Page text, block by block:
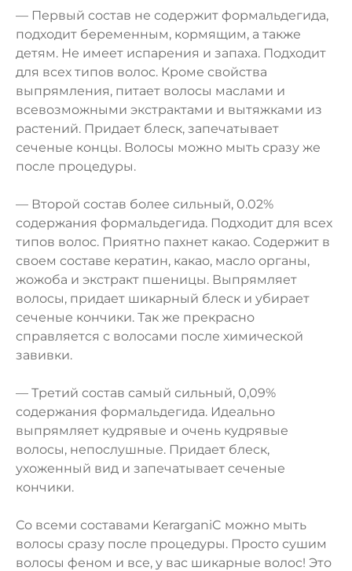
— Первый состав не содержит формальдегида,
подходит беременным, кормящим, а также
детям. Не имеет испарения и запаха. Подходит
для всех типов волос. Кроме свойства
выпрямления, питает волосы маслами и
всевозможными экстрактами и вытяжками из
растений. Придает блеск, запечатывает
сеченые концы. Волосы можно мыть сразу же
после процедуры.
— Второй состав более сильный, 0.02%
содержания формальдегида. Подходит для всех
типов волос. Приятно пахнет какао. Содержит в
своем составе кератин, какао, масло органы,
жожоба и экстракт пшеницы. Выпрямляет
волосы, придает шикарный блеск и убирает
сеченые кончики. Так же прекрасно
справляется с волосами после химической
завивки.
— Третий состав самый сильный, 0,09%
содержания формальдегида. Идеально
выпрямляет кудрявые и очень кудрявые
волосы, непослушные. Придает блеск,
ухоженный вид и запечатывает сеченые
кончики.
Со всеми составами KerarganiC можно мыть
волосы сразу после процедуры. Просто сушим
волосы феном и все, у вас шикарные волос! Это